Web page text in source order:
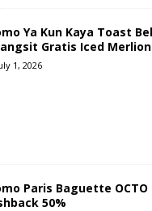
Ya Kun Kaya Toast
Gratis Iced
1, 2026
Paris Baguette OCTO
50%